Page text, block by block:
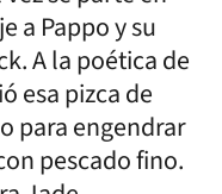
a Pappo y su
A la poética de
esa pizca de
para engendrar
pescado fino.